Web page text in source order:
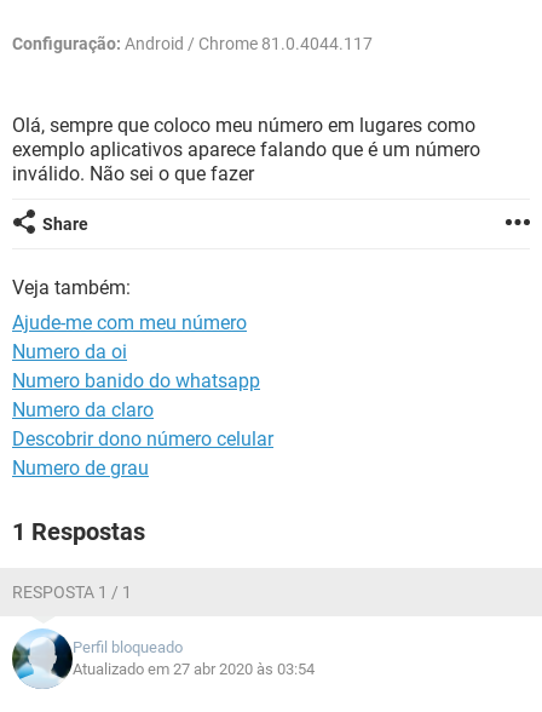
INSTAGRAM GMAIL
Configuração: Android / Chrome 81.0.4044.117
Olá, sempre que coloco meu número em lugares como
exemplo aplicativos aparece falando que é um número
inválido. Não sei o que fazer
Share
Veja também:
Ajude-me com meu número
Numero da oi
Numero banido do whatsapp
Numero da claro
Descobrir dono número celular
Numero de grau
1 Respostas
RESPOSTA 1 / 1
Perfil bloqueado
Atualizado em 27 abr 2020 às 03:54